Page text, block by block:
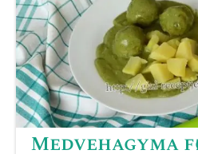
Medvehagyma